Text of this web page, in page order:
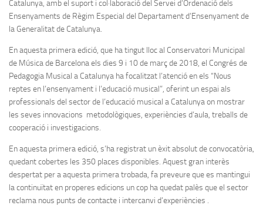
Catalunya, amb el suport i col·laboració del Servei d’Ordenació dels
Ensenyaments de Règim Especial del Departament d’Ensenyament de
la Generalitat de Catalunya.
En aquesta primera edició, que ha tingut lloc al Conservatori Municipal
de Música de Barcelona els dies 9 i 10 de març de 2018, el Congrés de
Pedagogia Musical a Catalunya ha focalitzat l’atenció en els “Nous
reptes en l’ensenyament i l’educació musical”, oferint un espai als
professionals del sector de l’educació musical a Catalunya on mostrar
les seves innovacions metodològiques, experiències d’aula, treballs de
cooperació i investigacions.
En aquesta primera edició, s’ha registrat un èxit absolut de convocatòria,
quedant cobertes les 350 places disponibles. Aquest gran interès
despertat per a aquesta primera trobada, fa preveure que es mantingui
la continuïtat en properes edicions un cop ha quedat palès que el sector
reclama nous punts de contacte i intercanvi d’experiències .